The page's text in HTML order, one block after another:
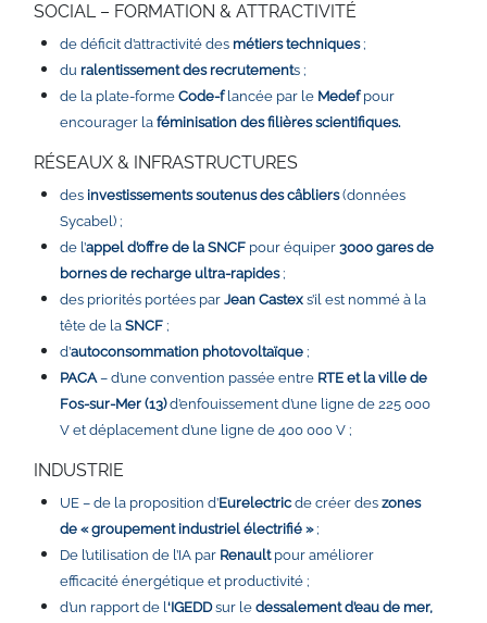
SOCIAL – FORMATION & ATTRACTIVITÉ
de déficit d’attractivité des métiers techniques;
du ralentissement des recrutements ;
de la plate-formeCode-flancée par le Medefpour
encourager laféminisation des filières scientifiques.
RÉSEAUX & INFRASTRUCTURES
des investissements soutenus des câbliers(données
Sycabel) ;
de l’appel d’offre de la SNCF pour équiper3000 gares de
bornes de recharge ultra-rapides;
des priorités portées parJean Castexs’il est nommé à la
tête de laSNCF;
d’autoconsommation photovoltaïque;
PACA– d’une convention passée entre RTE et la ville de
Fos-sur-Mer (13)d’enfouissement d’une ligne de 225 000
V et déplacement d’une ligne de 400 000 V ;
INDUSTRIE
UE – de la proposition d’Eurelectricde créer deszones
de « groupement industriel électrifié »;
De l’utilisation de l’IA par Renaultpour améliorer
efficacité énergétique et productivité ;
d’un rapport de l‘IGEDDsur ledessalement d’eau de mer,